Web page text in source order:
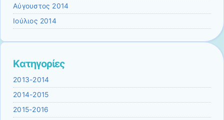
Αύγουστος 2014
Ιούλιος 2014
Kατηγορίες
2013-2014
2014-2015
2015-2016